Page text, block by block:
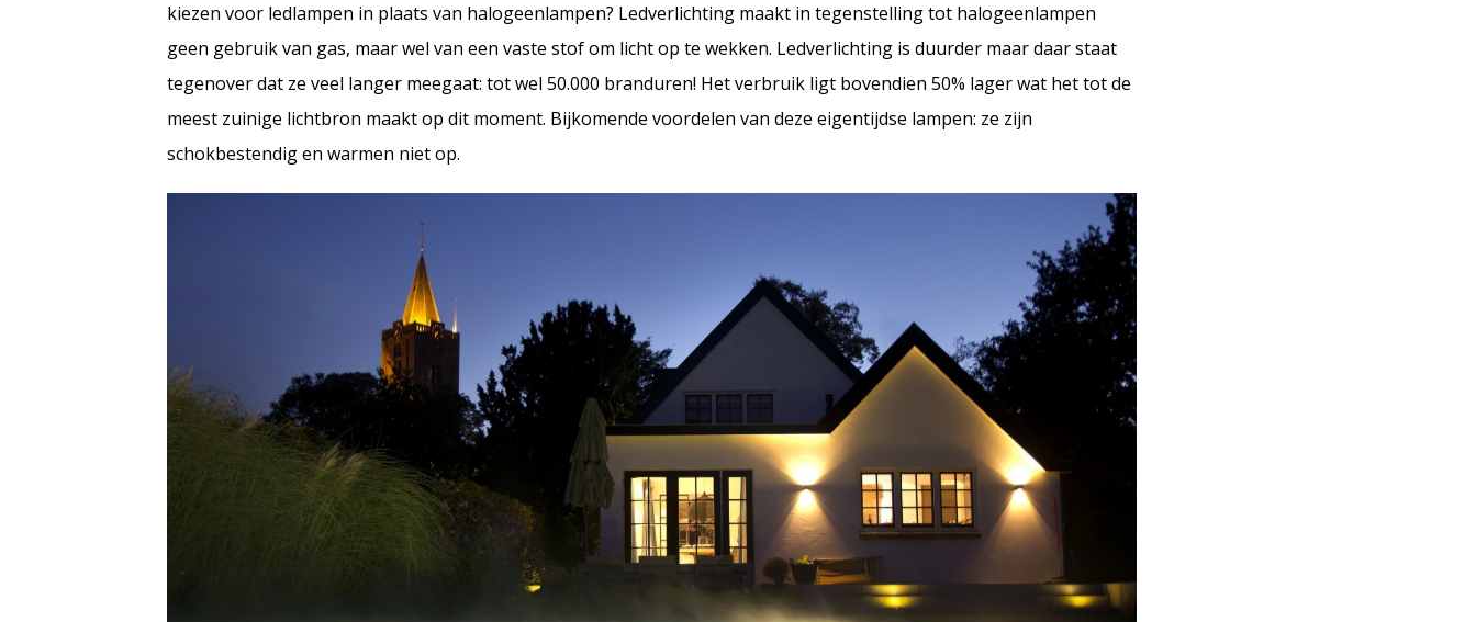
kiezen voor ledlampen in plaats van halogeenlampen? Ledverlichting maakt in tegenstelling tot halogeenlampen
geen gebruik van gas, maar wel van een vaste stof om licht op te wekken. Ledverlichting is duurder maar daar staat
tegenover dat ze veel langer meegaat: tot wel 50.000 branduren! Het verbruik ligt bovendien 50% lager wat het tot de
meest zuinige lichtbron maakt op dit moment. Bijkomende voordelen van deze eigentijdse lampen: ze zijn
schokbestendig en warmen niet op.